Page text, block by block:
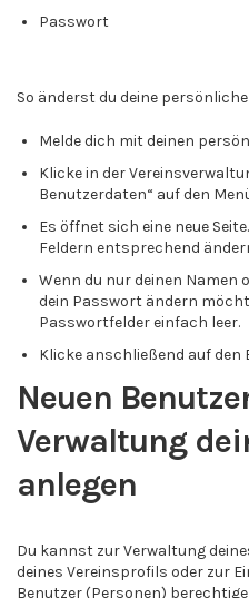
Passwort
So änderst du deine
Melde dich mit deinen
Klicke in der
Benutzerdaten“ auf den
Es öffnet sich eine neue
Feldern entsprechend
Wenn du nur deinen Namen
dein Passwort ändern
Passwortfelder einfach leer.
Klicke anschließend auf den
Neuen
Verwaltung
anlegen
Du kannst zur Verwaltung
deines Vereinsprofils oder zur
Benutzer (Personen)